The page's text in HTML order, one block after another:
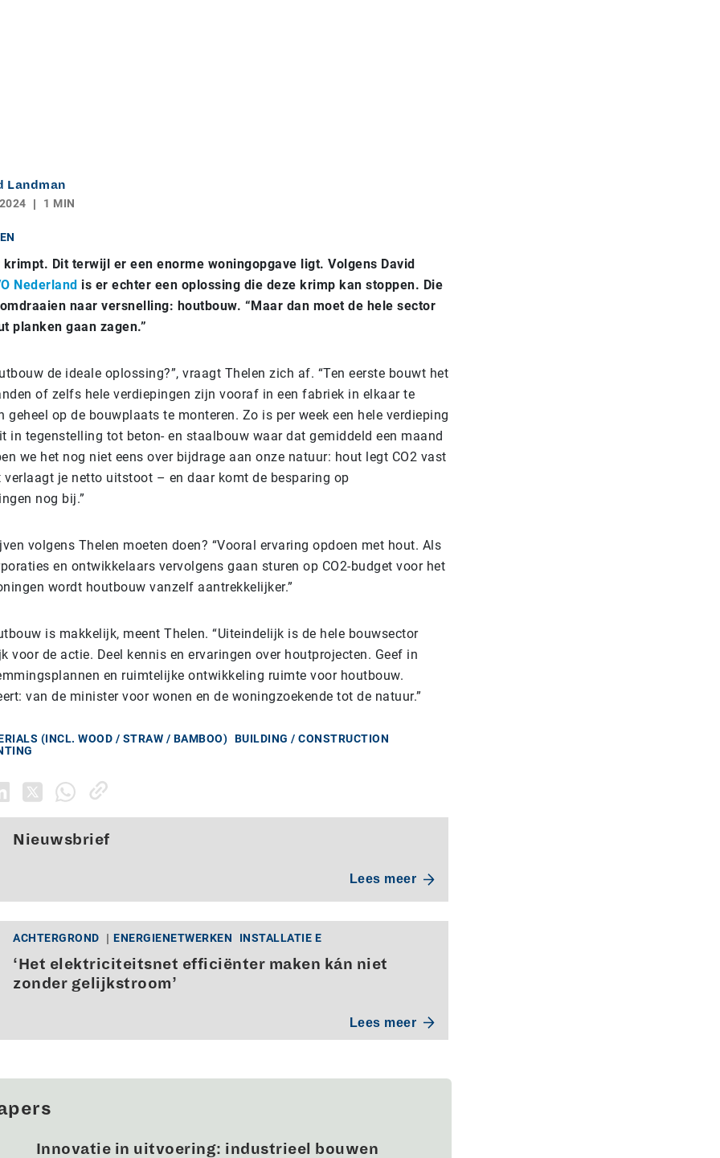
Landman
1 MIN
krimpt. Dit terwijl er een enorme woningopgave ligt. Volgens David
Nederland is er echter een oplossing die deze krimp kan stoppen. Die
naar versnelling: houtbouw. “Maar dan moet de hele sector
planken gaan zagen.”
de ideale oplossing?”, vraagt Thelen zich af. “Ten eerste bouwt het
of zelfs hele verdiepingen zijn vooraf in een fabriek in elkaar te
geheel op de bouwplaats te monteren. Zo is per week een hele verdieping
in tegenstelling tot beton- en staalbouw waar dat gemiddeld een maand
we het nog niet eens over bijdrage aan onze natuur: hout legt CO2 vast
verlaagt je netto uitstoot – en daar komt de besparing op
nog bij.”
volgens Thelen moeten doen? “Vooral ervaring opdoen met hout. Als
en ontwikkelaars vervolgens gaan sturen op CO2-budget voor het
wordt houtbouw vanzelf aantrekkelijker.”
is makkelijk, meent Thelen. “Uiteindelijk is de hele bouwsector
voor de actie. Deel kennis en ervaringen over houtprojecten. Geef in
en ruimtelijke ontwikkeling ruimte voor houtbouw.
van de minister voor wonen en de woningzoekende tot de natuur.”
(INCL. WOOD / STRAW / BAMBOO) BUILDING / CONSTRUCTION
Nieuwsbrief
Lees meer
ACHTERGROND ENERGIENETWERKEN INSTALLATIE E
‘Het elektriciteitsnet efficiënter maken kán niet
zonder gelijkstroom’
Lees meer
Innovatie in uitvoering: industrieel bouwen